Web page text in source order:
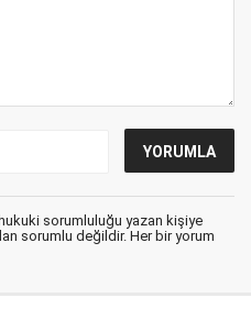
sorumluluğu yazan kişiye
sorumlu değildir. Her bir yorum